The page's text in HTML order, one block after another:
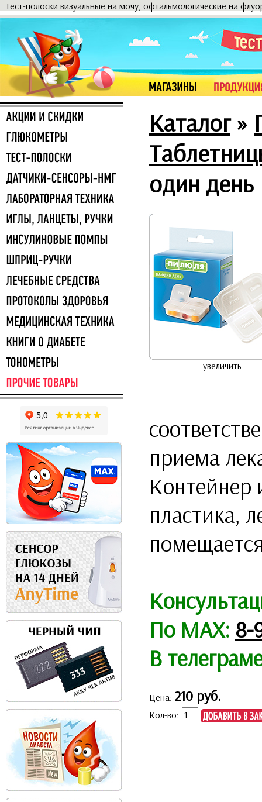
Тест-полоски визуальные на мочу, офтальмологические на
Каталог»
один день
увеличить
приема
Контейнер
пластика,
По MAX: 8-
В
Цена: 210 руб.
Кол-во: